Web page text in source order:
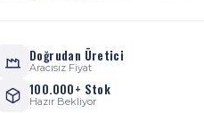
Doğrudan Üretici
Aracısız Fiyat
100.000+ Stok
Hazır Bekliyor